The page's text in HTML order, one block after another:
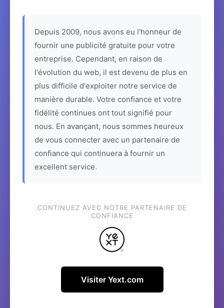
Depuis 2009, nous avons eu l'honneur de
fournir une publicité gratuite pour votre
entreprise. Cependant, en raison de
l'évolution du web, il est devenu de plus en
plus difficile d'exploiter notre service de
manière durable. Votre confiance et votre
fidélité continues ont tout signifié pour
nous. En avançant, nous sommes heureux
de vous connecter avec un partenaire de
confiance qui continuera à fournir un
excellent service.
CONTINUEZ AVEC NOTRE PARTENAIRE DE
CONFIANCE
Visiter Yext.com